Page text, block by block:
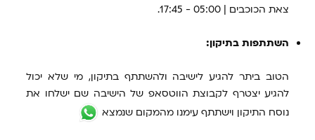
צאת הכוכבים | 05:00 - 17:45.
השתתפות בתיקון:
הטוב ביתר להגיע לישיבה ולהשתתף בתיקון, מי שלא יכול
להגיע יצטרף לקבוצת הווטסאפ של הישיבה שם ישלחו את
נוסח התיקון וישתתף עימנו מהמקום שנמצא